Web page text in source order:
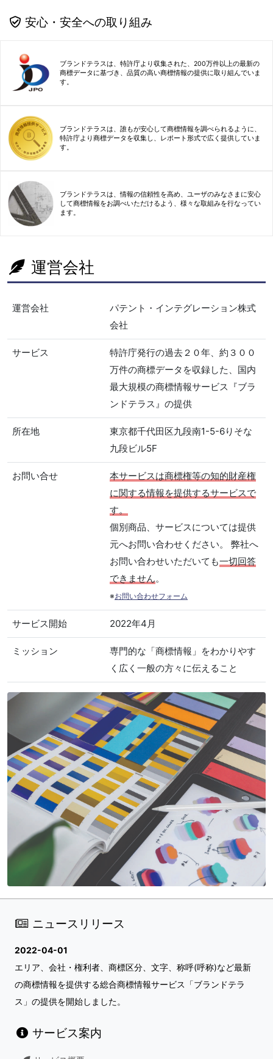
安心・安全への取り組み
ブランドテラスは、特許庁より収集された、200万件以上の最新の
商標データに基づき、品質の高い商標情報の提供に取り組んでいま
す。
ブランドテラスは、誰もが安心して商標情報を調べられるように、
特許庁より商標データを収集し、レポート形式で広く提供していま
す。
ブランドテラスは、情報の信頼性を高め、ユーザのみなさまに安心
して商標情報をお調べいただけるよう、様々な取組みを行なってい
ます。
運営会社
運営会社
パテント・インテグレーション株式
会社
サービス
特許庁発行の過去２０年、約３００
万件の商標データを収録した、国内
最大規模の商標情報サービス『ブラ
ンドテラス』の提供
所在地
東京都千代田区九段南1-5-6りそな
九段ビル5F
お問い合せ
本サービスは商標権等の知的財産権
に関する情報を提供するサービスで
す。
個別商品、サービスについては提供
元へお問い合わせください。 弊社へ
お問い合わせいただいても一切回答
できません。
※お問い合わせフォーム
サービス開始 2022年4月
ミッション
専門的な「商標情報」をわかりやす
く広く一般の方々に伝えること
ニュースリリース
2022-04-01
エリア、会社・権利者、商標区分、文字、称呼(呼称)など最新
の商標情報を提供する総合商標情報サービス「ブランドテラ
ス」の提供を開始しました。
サービス案内